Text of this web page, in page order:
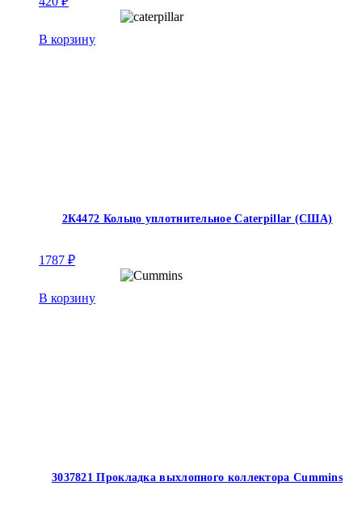
В корзину
2К4472 Кольцо уплотнительное Caterpillar (США)
1787 ₽
В корзину
3037821 Прокладка выхлопного коллектора Cummins